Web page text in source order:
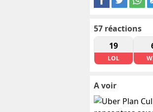
57 réactions
19
LOL
A voir